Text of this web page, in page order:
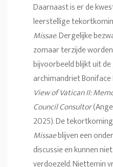
Daarnaast is er de
leerstellige
Missae. Dergelijke
zomaar terzijde
bijvoorbeeld blijkt uit
archimandriet Boniface
View of Vatican II:
Council Consultor
2025). De
Missaeblijven een
discussie en kunnen
verdoezeld. Niettemin